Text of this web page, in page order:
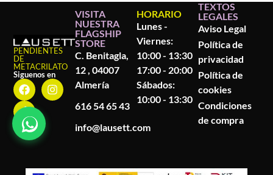
PENDIENTES
DE
METACRILATO
Siguenos en
VISITA
NUESTRA
FLAGSHIP
STORE
C. Benitagla,
12 , 04007
Almería
616 54 65 43
info@lausett.com
HORARIO
Lunes -
Viernes:
10:00 - 13:30
17:00 - 20:00
Sábados:
10:00 - 13:30
TEXTOS
LEGALES
Aviso Legal
Política de
privacidad
Política de
cookies
Condiciones
de compra